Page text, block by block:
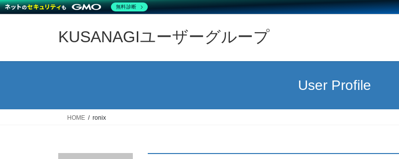
KUSANAGIユーザーグループ
User Profile
HOME ronix
無料診断